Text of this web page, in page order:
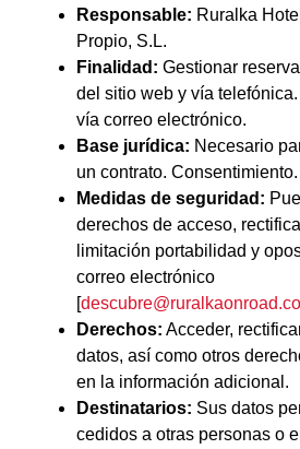
Responsable: Ruralka
Propio, S.L.
Finalidad: Gestionar
del sitio web y vía
vía correo electrónico.
Base jurídica: Necesario
un contrato. Consentimiento.
Medidas de seguridad:
derechos de acceso,
limitación portabilidad y
correo electrónico
[
Derechos: Acceder,
datos, así como otros
en la información adicional.
Destinatarios: Sus datos
cedidos a otras personas o